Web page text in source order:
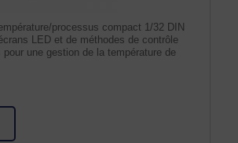
processus compact 1/32 DIN
LED et de méthodes de contrôle
une gestion de la température de